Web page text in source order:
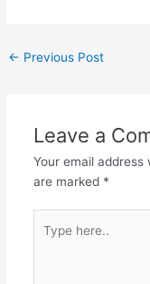
ಬಿಂದುವಿನಲಿ ಉತ್ಪತ್ಯವಾಗಿ
ಯಾತನೆಬಟ್ಟು ಮಲಮೂತ್ರ
ಹೇಸಿಕೆಯಿಂದ ಕುದಿದು
ಗರ್ಭದ ಮಧ್ಯದಲಿ ನೊಂದು
ಬಿಂದು ಕೆಳಗೆ ಹೊರಳಿದಿರು
ಮರುಳೆ ||1|| ತಾಮಸವ
← Previous Post
Leave a
Your email address
are marked *
here..